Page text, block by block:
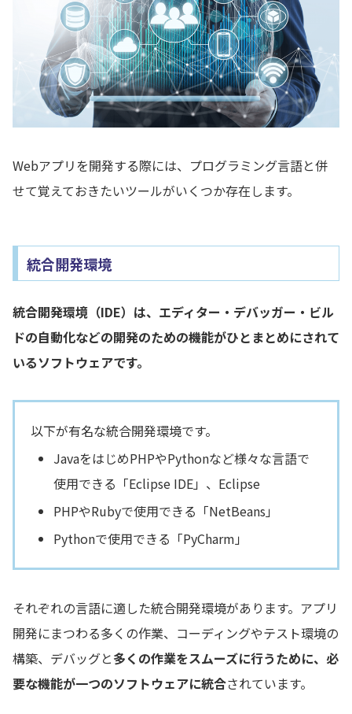
Webアプリを開発する際には、プログラミング言語と併
せて覚えておきたいツールがいくつか存在します。
統合開発環境
統合開発環境（IDE）は、エディター・デバッガー・ビル
ドの自動化などの開発のための機能がひとまとめにされて
いるソフトウェアです。
以下が有名な統合開発環境です。
JavaをはじめPHPやPythonなど様々な言語で
使用できる「Eclipse IDE」、Eclipse
PHPやRubyで使用できる「NetBeans」
Pythonで使用できる「PyCharm」
それぞれの言語に適した統合開発環境があります。アプリ
開発にまつわる多くの作業、コーディングやテスト環境の
構築、デバッグと多くの作業をスムーズに行うために、必
要な機能が一つのソフトウェアに統合されています。